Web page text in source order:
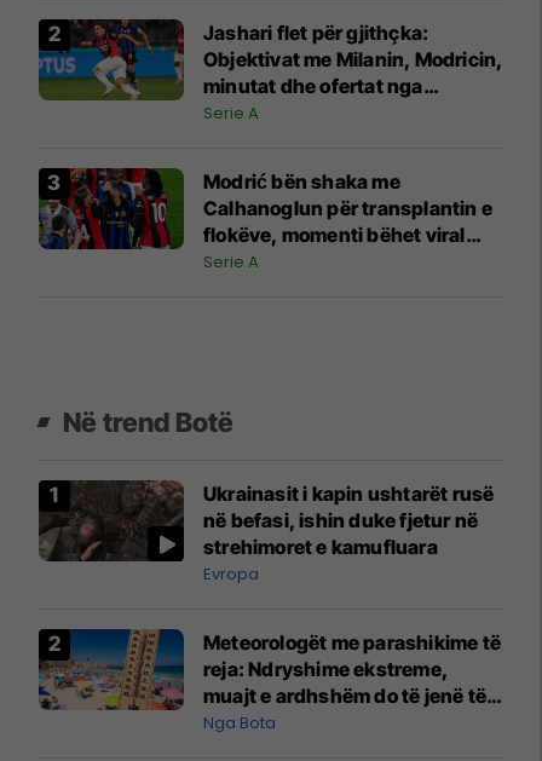
Jashari flet për gjithçka:
Objektivat me Milanin, Modricin,
minutat dhe ofertat nga
Juventusi e Atalanta
Serie A
Modrić bën shaka me
Calhanoglun për transplantin e
flokëve, momenti bëhet viral
pas derbit
Serie A
Në trend Botë
Ukrainasit i kapin ushtarët rusë
në befasi, ishin duke fjetur në
strehimoret e kamufluara
Evropa
Meteorologët me parashikime të
reja: Ndryshime ekstreme,
muajt e ardhshëm do të jenë të
pazakontë
Nga Bota